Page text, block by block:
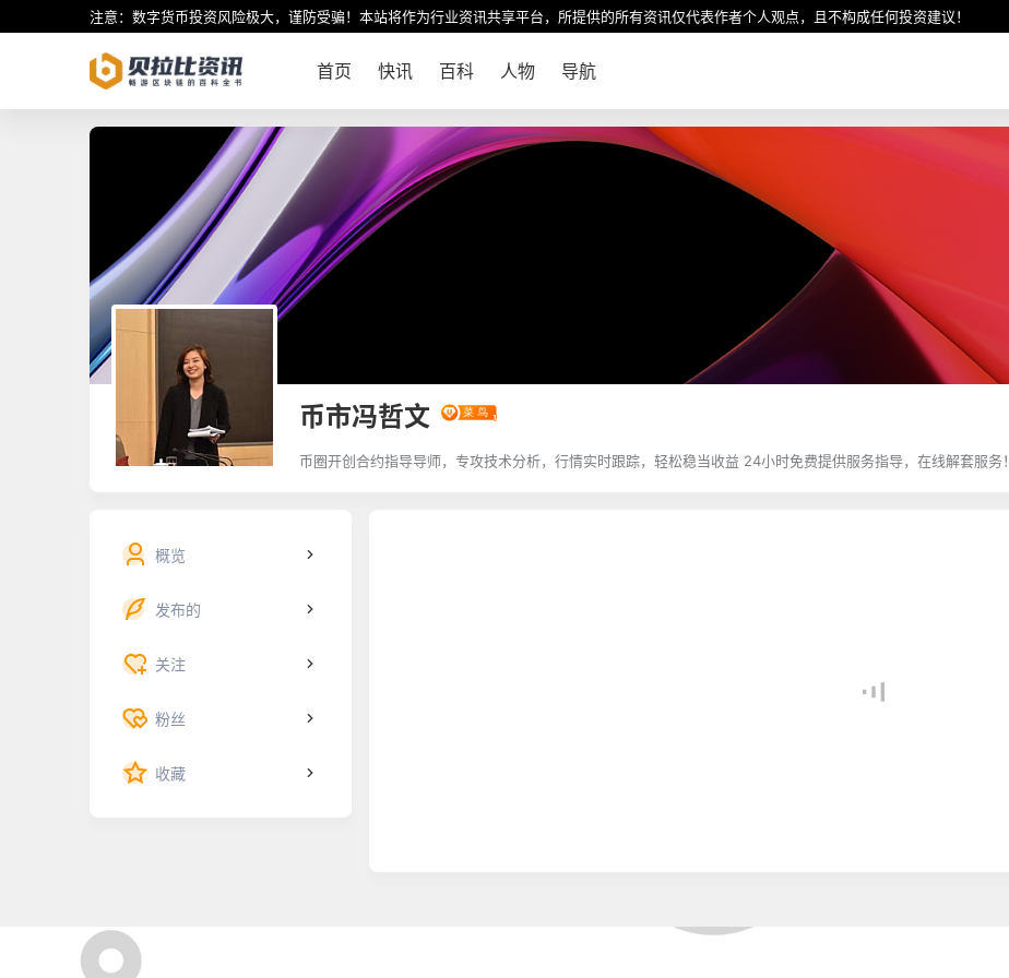
注意：数字货币投资风险极大，谨防受骗！本站将作为行业资讯共享平台，所提供的所有资讯仅代表作者个人观点，且不构成任何投资建议！
首页 快讯 百科 人物 导航
币市冯哲文
币圈开创合约指导导师，专攻技术分析，行情实时跟踪，轻松稳当收益 24小时免费提供服务指导，在线解套服务！
概览
发布的
关注
粉丝
收藏